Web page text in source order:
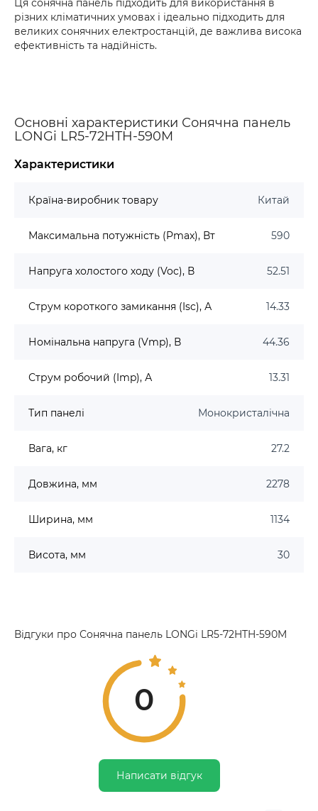
Ця сонячна панель підходить для використання в
різних кліматичних умовах і ідеально підходить для
великих сонячних електростанцій, де важлива висока
ефективність та надійність.
Основні характеристики Сонячна панель
LONGi LR5-72HTH-590M
Характеристики
Країна-виробник товару Китай
Максимальна потужність (Pmax), Вт 590
Напруга холостого ходу (Voc), В 52.51
Струм короткого замикання (Isc), А 14.33
Номінальна напруга (Vmp), В 44.36
Струм робочий (Imp), А 13.31
Тип панелі Монокристалічна
Вага, кг 27.2
Довжина, мм 2278
Ширина, мм 1134
Висота, мм 30
Відгуки про Сонячна панель LONGi LR5-72HTH-590M
0
Написати відгук